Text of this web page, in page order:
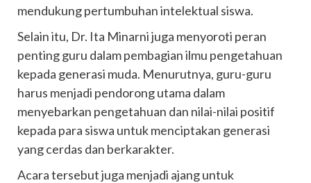
mendukung pertumbuhan intelektual siswa.
Selain itu, Dr. Ita Minarni juga menyoroti peran
penting guru dalam pembagian ilmu pengetahuan
kepada generasi muda. Menurutnya, guru-guru
harus menjadi pendorong utama dalam
menyebarkan pengetahuan dan nilai-nilai positif
kepada para siswa untuk menciptakan generasi
yang cerdas dan berkarakter.
Acara tersebut juga menjadi ajang untuk